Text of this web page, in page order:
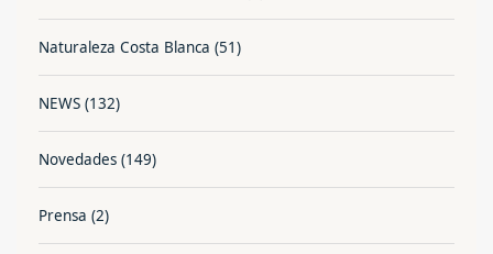
Naturaleza Costa Blanca (51)
NEWS (132)
Novedades (149)
Prensa (2)